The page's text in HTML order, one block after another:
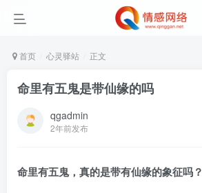
首页 心灵驿站 正文
命里有五鬼是带仙缘的吗
qgadmin
2年前发布
命里有五鬼，真的是带有仙缘的象征吗？